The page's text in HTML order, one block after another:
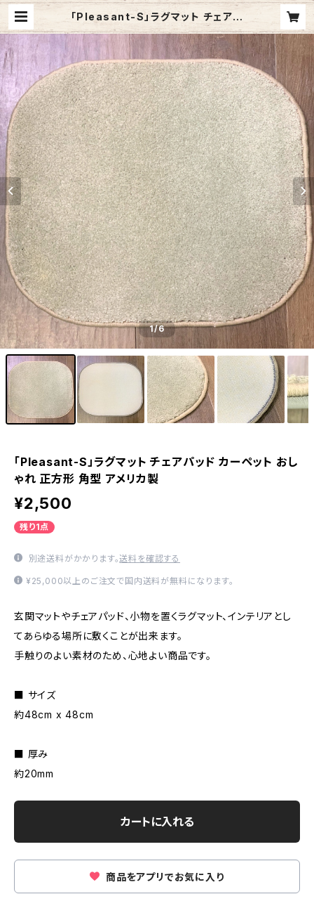
「Pleasant-S」ラグマット チェアパ
ッド カーペット おしゃれ 正方形 角型
アメリカ製 | BAKOH (バコー) / アメ
リカ製 カーペット・ラグのお店
1/6
「Pleasant-S」ラグマット チェアパッド カーペット おし
ゃれ 正方形 角型 アメリカ製
¥2,500
残り1点
別途送料がかかります。送料を確認する
¥25,000以上のご注文で国内送料が無料になります。
玄関マットやチェアパッド、小物を置くラグマット、インテリアとし
てあらゆる場所に敷くことが出来ます。
手触りのよい素材のため、心地よい商品です。
■ サイズ
約48cm x 48cm
■ 厚み
約20mm
カートに入れる
商品をアプリでお気に入り